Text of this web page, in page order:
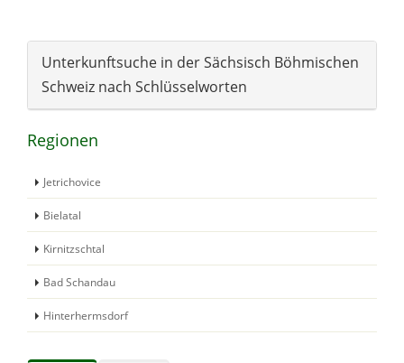
Unterkunftsuche in der Sächsisch Böhmischen
Schweiz nach Schlüsselworten
Regionen
Jetrichovice
Bielatal
Kirnitzschtal
Bad Schandau
Hinterhermsdorf